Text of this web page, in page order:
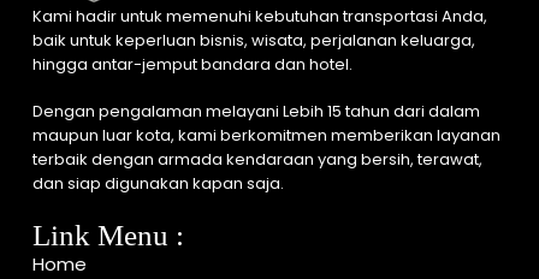
Kami hadir untuk memenuhi kebutuhan transportasi Anda,
baik untuk keperluan bisnis, wisata, perjalanan keluarga,
hingga antar-jemput bandara dan hotel.
Dengan pengalaman melayani Lebih 15 tahun dari dalam
maupun luar kota, kami berkomitmen memberikan layanan
terbaik dengan armada kendaraan yang bersih, terawat,
dan siap digunakan kapan saja.
Link Menu :
Home